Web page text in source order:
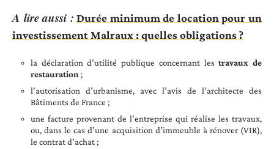
A lire aussi : Durée minimum de location pour un
investissement Malraux : quelles obligations ?
la déclaration d’utilité publique concernant lestravaux de
restauration;
l’autorisation d’urbanisme, avec l’avis de l’architecte des
Bâtiments de France ;
une facture provenant de l’entreprise qui réalise les travaux,
ou, dans le cas d’une acquisition d’immeuble à rénover (VIR),
le contrat d’achat ;